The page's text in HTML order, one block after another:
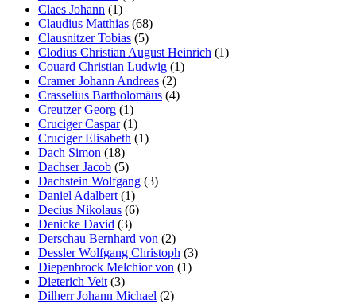
Claes Johann (1)
Claudius Matthias (68)
Clausnitzer Tobias (5)
Clodius Christian August Heinrich (1)
Couard Christian Ludwig (1)
Cramer Johann Andreas (2)
Crasselius Bartholomäus (4)
Creutzer Georg (1)
Cruciger Caspar(1)
Cruciger Elisabeth (1)
Dach Simon (18)
Dachser Jacob (5)
Dachstein Wolfgang (3)
Daniel Adalbert (1)
Decius Nikolaus (6)
Denicke David (3)
Derschau Bernhard von (2)
Dessler Wolfgang Christoph (3)
Diepenbrock Melchior von (1)
Dieterich Veit (3)
Dilherr Johann Michael (2)